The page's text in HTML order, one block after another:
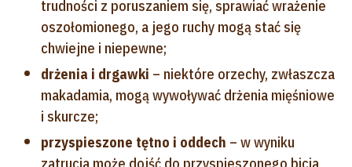
trudności z poruszaniem się, sprawiać wrażenie
oszołomionego, a jego ruchy mogą stać się
chwiejne i niepewne;
drżenia i drgawki – niektóre orzechy, zwłaszcza
makadamia, mogą wywoływać drżenia mięśniowe
i skurcze;
przyspieszone tętno i oddech – w wyniku
zatrucia może dojść do przyspieszonego bicia